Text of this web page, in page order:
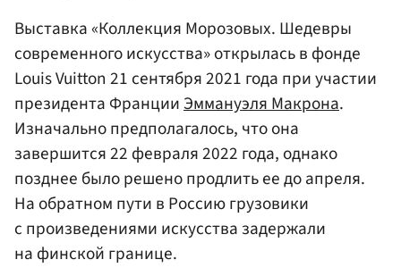
Выставка «Коллекция Морозовых. Шедевры
современного искусства» открылась в фонде
Louis Vuitton 21 сентября 2021 года при участии
президента ФранцииЭммануэля Макрона.
Изначально предполагалось, что она
завершится 22 февраля 2022 года, однако
позднее было решено продлить ее до апреля.
На обратном пути в Россию грузовики
с произведениями искусства задержали
на финской границе.